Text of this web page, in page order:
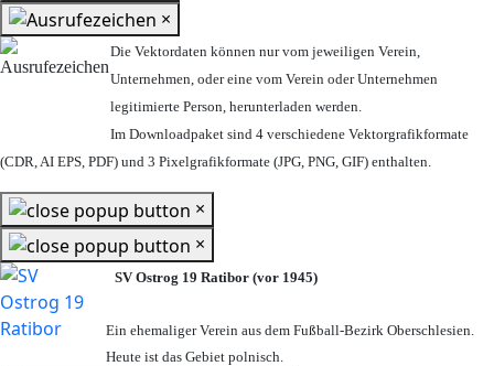
×
Die Vektordaten können nur vom jeweiligen Verein,
Unternehmen, oder eine vom Verein oder Unternehmen
legitimierte Person, herunterladen werden.
Im Downloadpaket sind 4 verschiedene Vektorgrafikformate
(CDR, AI EPS, PDF) und 3 Pixelgrafikformate (JPG, PNG, GIF) enthalten.
×
×
SV Ostrog 19 Ratibor (vor 1945)
Ein ehemaliger Verein aus dem Fußball-Bezirk Oberschlesien.
Heute ist das Gebiet polnisch.